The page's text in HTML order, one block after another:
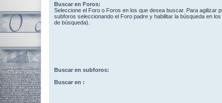
Buscar en Foros:
Seleccione el Foro o Foros en los que desea buscar. Para agilizar
subforos seleccionando el Foro padre y habilitar la búsqueda en
de búsqueda).
Buscar en subforos:
Buscar en :